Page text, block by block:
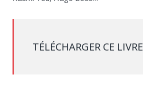
TÉLÉCHARGER CE